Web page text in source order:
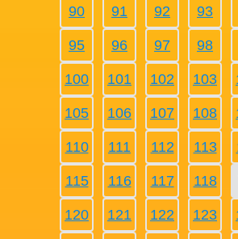
90 91 92 93
95 96 97 98
100 101 102 103
105 106 107 108
110 111 112 113
115 116 117 118
120 121 122 123